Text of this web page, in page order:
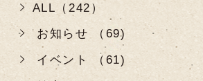
ALL（242）
お知らせ （69)
イベント （61)